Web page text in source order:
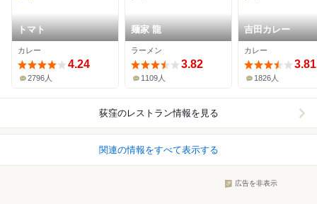
トマト
カレー
4.24
2796人
麺家 龍
ラーメン
3.82
1109人
吉田カレー
カレー
3.81
1826人
荻窪のレストラン情報を見る
関連の情報をすべて表示する
広告を非表示